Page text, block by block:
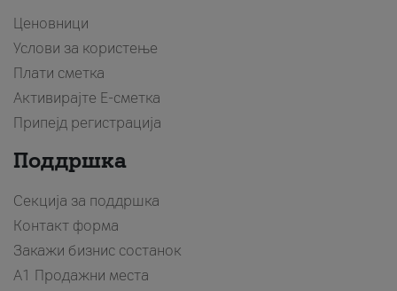
Ценовници
Услови за користење
Плати сметка
Активирајте Е-сметка
Припејд регистрација
Поддршка
Секција за поддршка
Контакт форма
Закажи бизнис состанок
A1 Продажни места